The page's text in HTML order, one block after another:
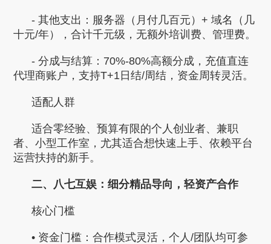
- 其他支出：服务器（月付几百元）+ 域名（几
十元/年），合计千元级，无额外培训费、管理费。
- 分成与结算：70%-80%高额分成，充值直连
代理商账户，支持T+1日结/周结，资金周转灵活。
适配人群
适合零经验、预算有限的个人创业者、兼职
者、小型工作室，尤其适合想快速上手、依赖平台
运营扶持的新手。
二、八七互娱：细分精品导向，轻资产合作
核心门槛
• 资金门槛：合作模式灵活，个人/团队均可参